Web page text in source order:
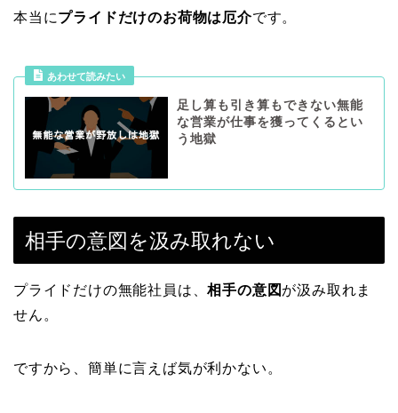
本当にプライドだけのお荷物は厄介です。
あわせて読みたい
足し算も引き算もできない無能
な営業が仕事を獲ってくるとい
う地獄
相手の意図を汲み取れない
プライドだけの無能社員は、相手の意図が汲み取れま
せん。
ですから、簡単に言えば気が利かない。